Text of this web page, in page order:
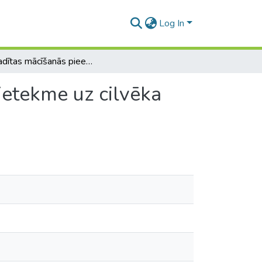
Log In
Pašvadītas mācīšanās pieeja temata”Vides faktoru ietekme uz cilvēka organismu”apguvē
uz cilvēka